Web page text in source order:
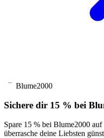
Blume2000
Sichere dir 15 % bei
Spare 15 % bei Blume2000
überrasche deine Liebsten